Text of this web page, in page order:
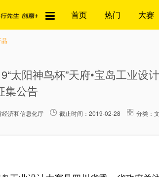
首页 热门 大赛
品
太阳神鸟杯”天府•宝岛工业设
集公告
经济和信息化厅 截止时间：2019-02-28 分类：